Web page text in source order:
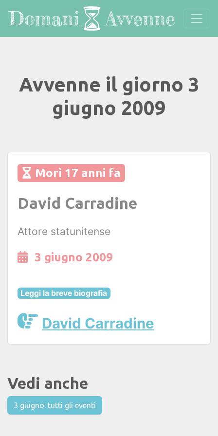
Avvenne il giorno 3
giugno 2009
Morì 17 anni fa
David Carradine
Attore statunitense
3 giugno 2009
Leggi la breve biografia
David Carradine
Vedi anche
3 giugno: tutti gli eventi